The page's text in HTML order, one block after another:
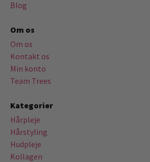
Blog
Om os
Om os
Kontakt os
Min konto
Team Trees
Kategorier
Hårpleje
Hårstyling
Hudpleje
Kollagen